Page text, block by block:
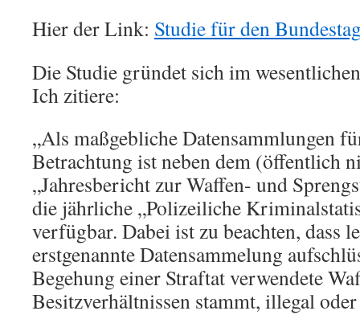
Hier der Link: Studie für den
Die Studie gründet sich im
Ich zitiere:
„Als maßgebliche Datensammlungen
Betrachtung ist neben dem (öffentlich
„Jahresbericht zur Waffen- und
die jährliche „Polizeiliche
verfügbar. Dabei ist zu beachten, dass
erstgenannte Datensammelung
Begehung einer Straftat verwendete
Besitzverhältnissen stammt, illegal